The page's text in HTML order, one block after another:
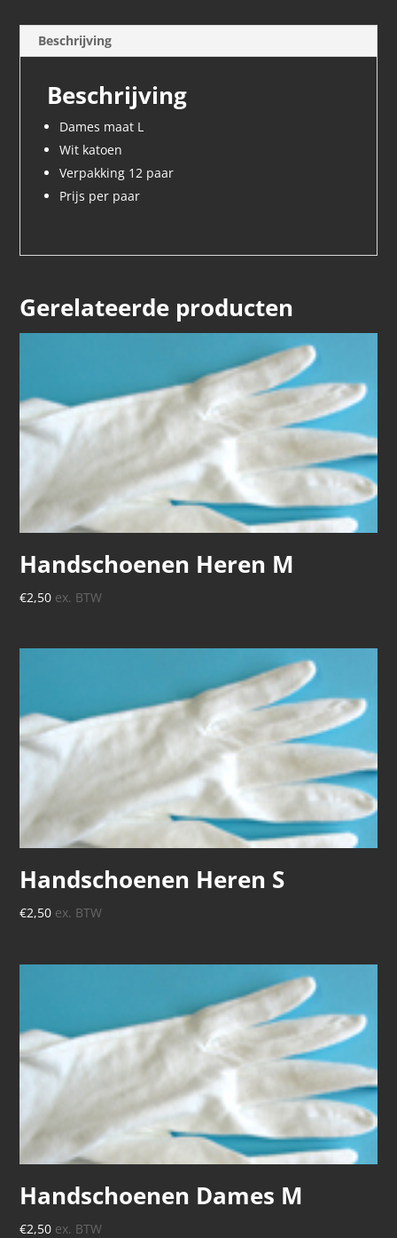
Beschrijving
Beschrijving
Dames maat L
Wit katoen
Verpakking 12 paar
Prijs per paar
Gerelateerde producten
Handschoenen Heren M
€2,50 ex. BTW
Handschoenen Heren S
€2,50 ex. BTW
Handschoenen Dames M
€2,50 ex. BTW